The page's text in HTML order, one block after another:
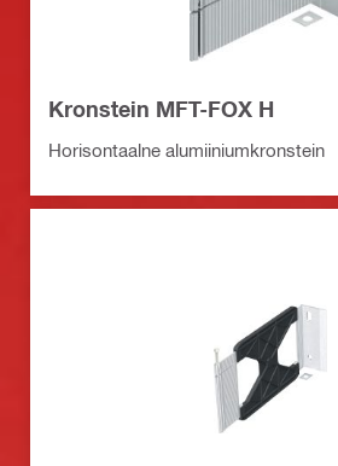
Kronstein MFT-FOX H
Horisontaalne alumiiniumkronstein